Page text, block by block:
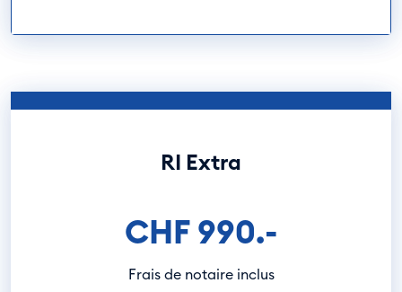
RI Extra
CHF 990.-
Frais de notaire inclus